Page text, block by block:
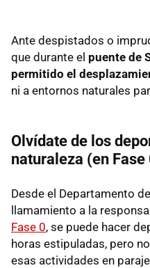
Ante despistados o
que durante el puente de
permitido el
ni a entornos naturales
Olvídate de los
naturaleza (en Fase
Desde el Departamento
llamamiento a la
Fase 0, se puede hacer
horas estipuladas, pero
esas actividades en